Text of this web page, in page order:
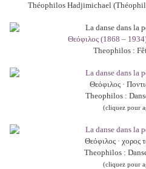
Théophilos Hadjimichael
Θεόφιλος (1868 –
Theophilos :
Θεόφιλος ·
Theophilos :
(cliquez pour
Θεόφιλος · χορος
Theophilos :
(cliquez pour